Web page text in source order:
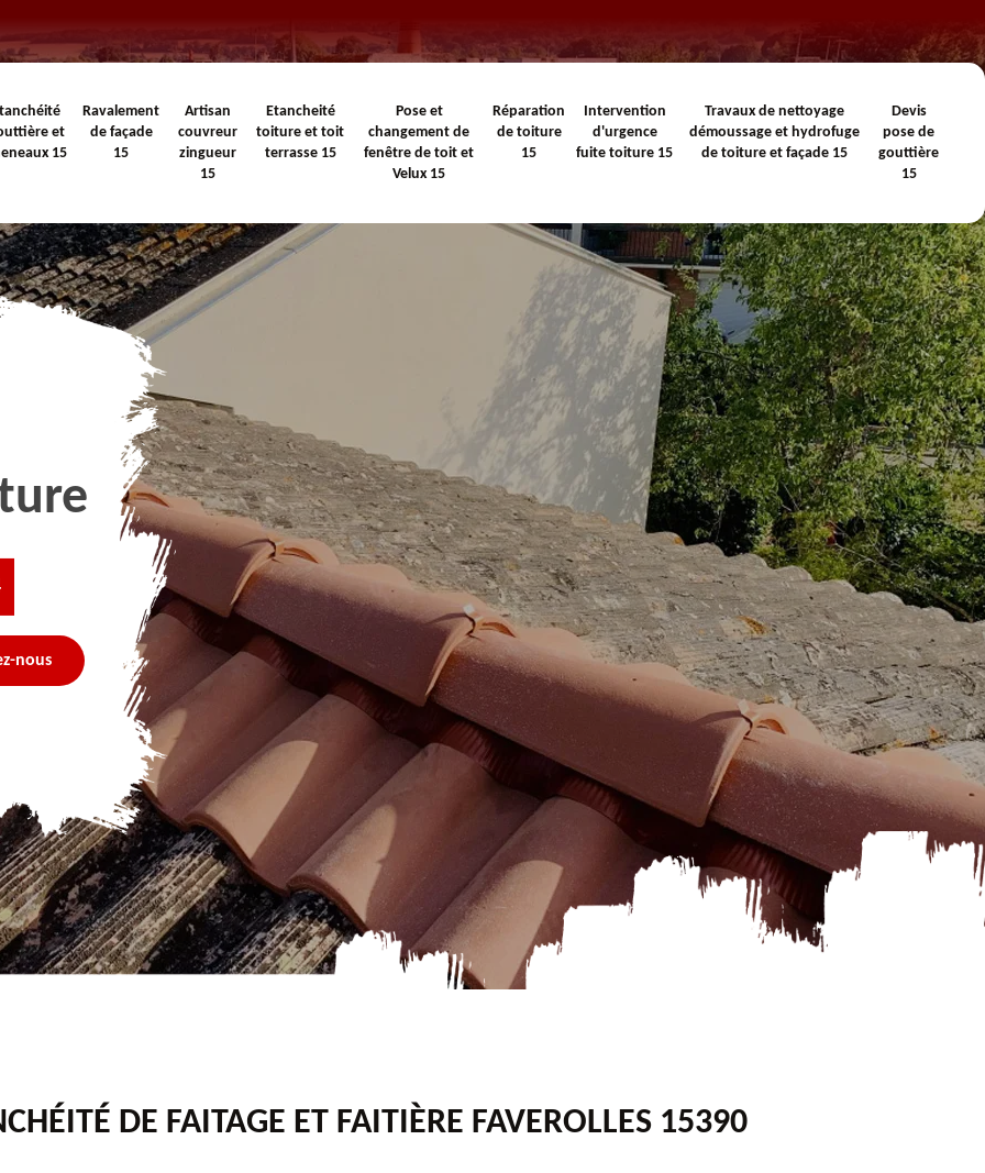
et
15
Ravalement
de façade
15
Artisan
couvreur
zingueur
15
Etancheité
toiture et toit
terrasse 15
Pose et
changement de
fenêtre de toit et
Velux 15
Réparation
de toiture
15
Intervention
d'urgence
fuite toiture 15
Travaux de nettoyage
démoussage et hydrofuge
de toiture et façade 15
Devis
pose de
gouttière
15
nous
DE FAITAGE ET FAITIÈRE FAVEROLLES 15390